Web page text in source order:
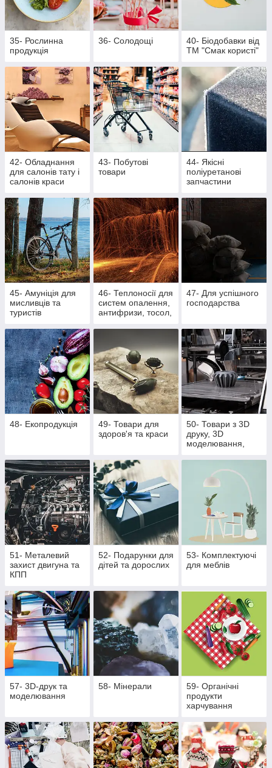
35- Рослинна
продукція
36- Солодощі
40- Біодобавки від
ТМ "Смак користі"
42- Обладнання
для салонів тату і
салонів краси
43- Побутові
товари
44- Якісні
поліуретанові
запчастини
45- Амуніція для
мисливців та
туристів
46- Теплоносії для
систем опалення,
антифризи, тосол,
багаття, активна
47- Для успішного
господарства
48- Екопродукція
49- Товари для
здоров'я та краси
50- Товари з 3D
друку, 3D
моделювання,
та литті під тиском
51- Металевий
захист двигуна та
КПП
52- Подарунки для
дітей та дорослих
53- Комплектуючі
для меблів
57- 3D-друк та
моделювання
58- Мінерали
59- Органічні
продукти
харчування